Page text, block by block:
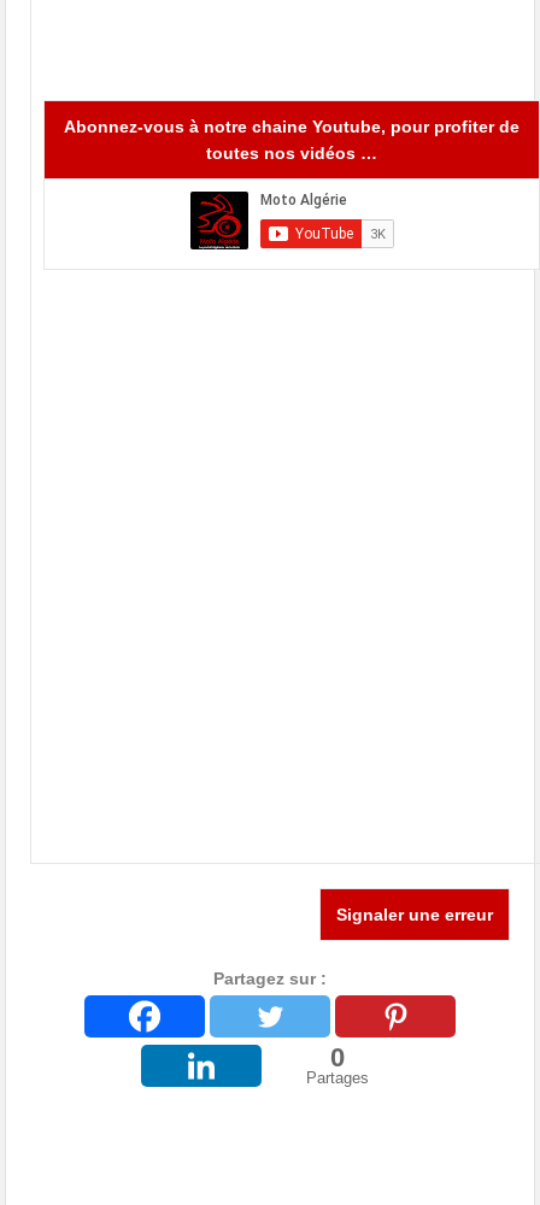
Abonnez-vous à notre chaine Youtube, pour profiter de
toutes nos vidéos …
Signaler une erreur
Partagez sur :
0
Partages